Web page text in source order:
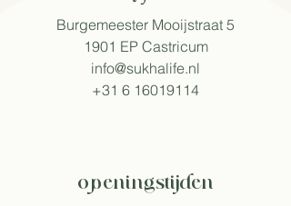
Burgemeester Mooijstraat 5
1901 EP Castricum​
info@sukhalife.nl
+31 6 16019114
openingstijden